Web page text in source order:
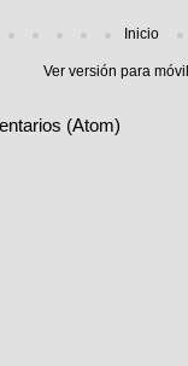
Inicio
Ver versión para
(Atom)